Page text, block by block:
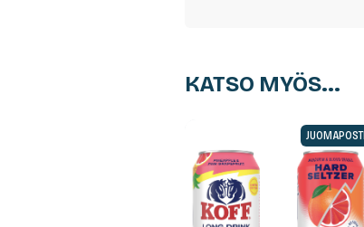
KATSO MYÖS...
JUOMAPOSTI